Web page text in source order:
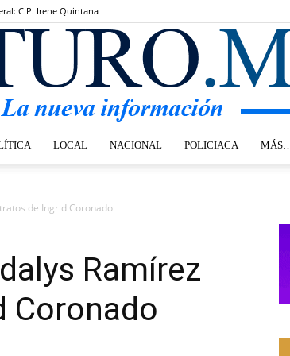
C.P. Irene Quintana
LOCAL NACIONAL POLICIACA
de Ingrid Coronado
Ramírez
Coronado